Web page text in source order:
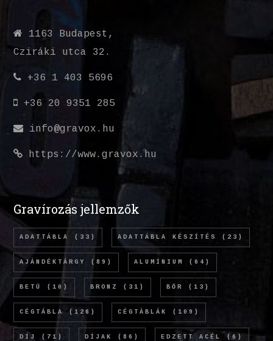
1163 Budapest,
Cziráki utca 32.
+36 1 403 5696
+36 20 9351 285
info@gravox.hu
https://www.gravox.hu
Gravírozás jellemzők
ADATTÁBLA (33) ADATTÁBLA KÉSZÍTÉS (23)
AJÁNDÉKTÁRGY (89) ALUMÍNIUM (64)
BETŰ (10) BRONZ (31) BŐR (13)
CÉGTÁBLA (126) CÉGTÁBLÁK (109)
DÍJ (71) DÍJAK (86) EDZETT ACÉL (6)